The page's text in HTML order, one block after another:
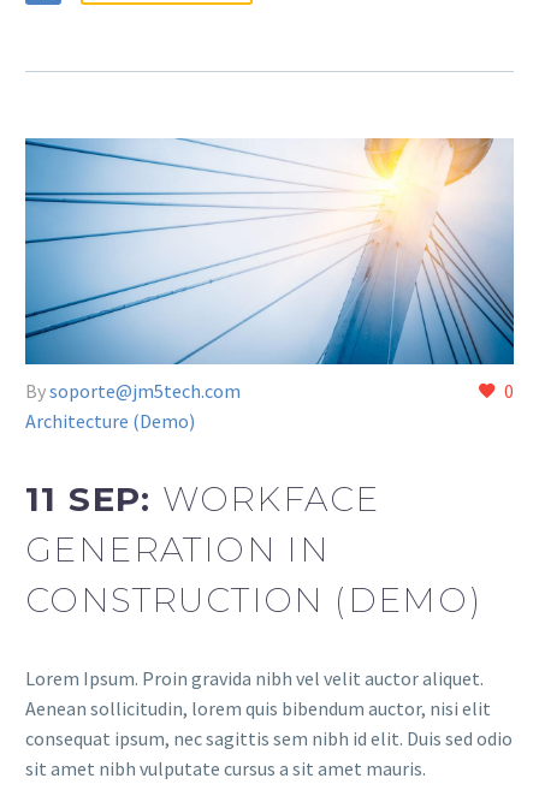
0
Bysoporte@jm5tech.com
Architecture (Demo)
11 SEP: WORKFACE
GENERATION IN
CONSTRUCTION (DEMO)
Lorem Ipsum. Proin gravida nibh vel velit auctor aliquet.
Aenean sollicitudin, lorem quis bibendum auctor, nisi elit
consequat ipsum, nec sagittis sem nibh id elit. Duis sed odio
sit amet nibh vulputate cursus a sit amet mauris.